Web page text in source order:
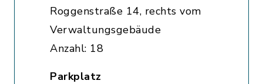
Roggenstraße 14, rechts vom
Verwaltungsgebäude
Anzahl: 18
Parkplatz